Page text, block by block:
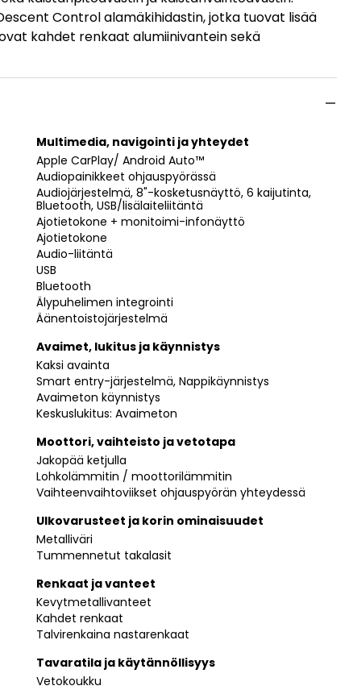
Control alamäkihidastin, jotka tuovat lisää
kahdet renkaat alumiinivantein sekä
Multimedia, navigointi ja yhteydet
Apple CarPlay/ Android Auto™
Audiopainikkeet ohjauspyörässä
Audiojärjestelmä, 8"-kosketusnäyttö, 6 kaijutinta,
Bluetooth, USB/lisälaiteliitäntä
Ajotietokone + monitoimi-infonäyttö
Ajotietokone
Audio-liitäntä
USB
Bluetooth
Älypuhelimen integrointi
Äänentoistojärjestelmä
Avaimet, lukitus ja käynnistys
Kaksi avainta
Smart entry-järjestelmä, Nappikäynnistys
Avaimeton käynnistys
Keskuslukitus: Avaimeton
Moottori, vaihteisto ja vetotapa
Jakopää ketjulla
Lohkolämmitin / moottorilämmitin
Vaihteenvaihtoviikset ohjauspyörän yhteydessä
Ulkovarusteet ja korin ominaisuudet
Metalliväri
Tummennetut takalasit
Renkaat ja vanteet
Kevytmetallivanteet
Kahdet renkaat
Talvirenkaina nastarenkaat
Tavaratila ja käytännöllisyys
Vetokoukku